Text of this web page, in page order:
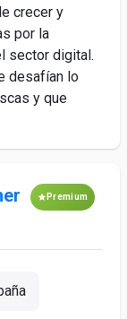
crecer y
por la
sector digital.
desafían lo
y que
Premium